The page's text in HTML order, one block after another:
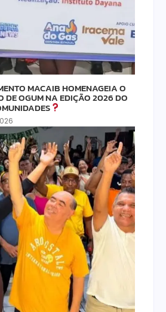
MACAIB HOMENAGEIA O
DE OGUM NA EDIÇÃO 2026 DO